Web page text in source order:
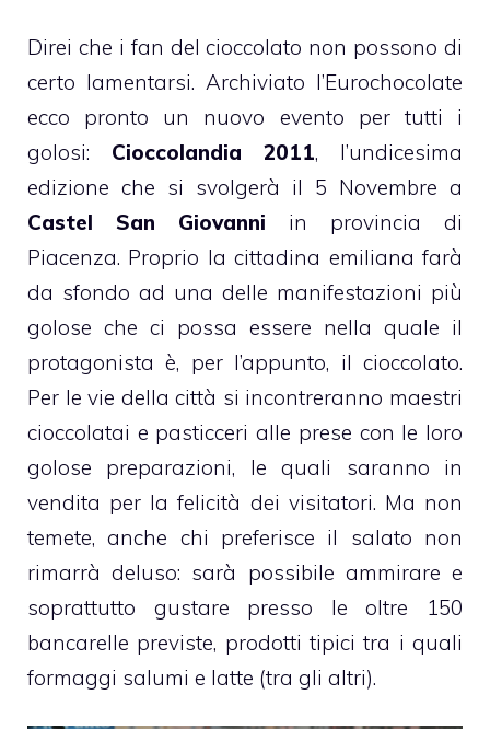
Direi che i fan delcioccolato non possono di
certo lamentarsi. Archiviato l’Eurochocolate
ecco pronto un nuovo evento per tutti i
golosi: Cioccolandia 2011, l’undicesima
edizione che si svolgerà il 5 Novembre a
Castel San Giovanni in provincia di
Piacenza. Proprio la cittadina emiliana farà
da sfondo ad una delle manifestazioni più
golose che ci possa essere nella quale il
protagonista è, per l’appunto, il cioccolato.
Per le vie della città si incontreranno maestri
cioccolatai e pasticceri alle prese con le loro
golose preparazioni, le quali saranno in
vendita per la felicità dei visitatori. Ma non
temete, anche chi preferisce il salato non
rimarrà deluso: sarà possibile ammirare e
soprattutto gustare presso le oltre 150
bancarelle previste, prodotti tipici tra i quali
formaggi salumi e latte (tra gli altri).